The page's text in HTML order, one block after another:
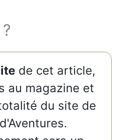
de cet article,
au magazine et
du site de